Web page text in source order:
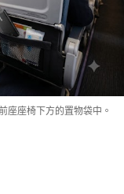
座座椅下方的置物袋中。